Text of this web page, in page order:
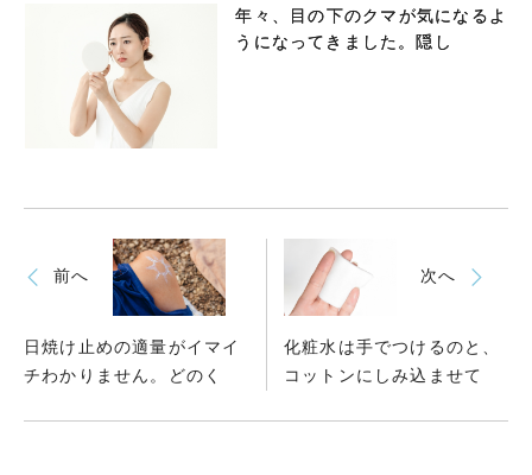
年々、目の下のクマが気になるよ
うになってきました。隠し
前へ
日焼け止めの適量がイマイ
チわかりません。どのく
次へ
化粧水は手でつけるのと、
コットンにしみ込ませて